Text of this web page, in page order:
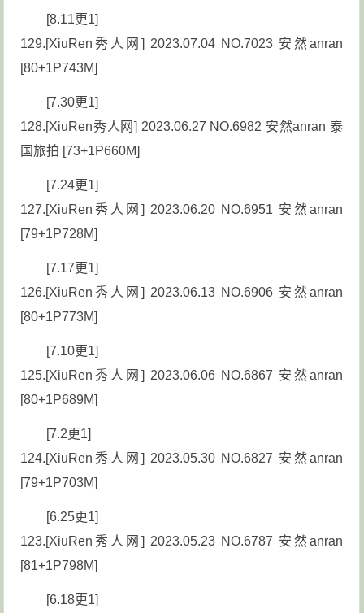
[8.11更1]
129.[XiuRen秀人网] 2023.07.04 NO.7023 安然anran
[80+1P743M]
[7.30更1]
128.[XiuRen秀人网] 2023.06.27 NO.6982 安然anran 泰
国旅拍 [73+1P660M]
[7.24更1]
127.[XiuRen秀人网] 2023.06.20 NO.6951 安然anran
[79+1P728M]
[7.17更1]
126.[XiuRen秀人网] 2023.06.13 NO.6906 安然anran
[80+1P773M]
[7.10更1]
125.[XiuRen秀人网] 2023.06.06 NO.6867 安然anran
[80+1P689M]
[7.2更1]
124.[XiuRen秀人网] 2023.05.30 NO.6827 安然anran
[79+1P703M]
[6.25更1]
123.[XiuRen秀人网] 2023.05.23 NO.6787 安然anran
[81+1P798M]
[6.18更1]